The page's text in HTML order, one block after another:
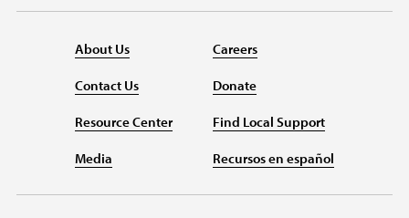
About Us
Contact Us
Resource Center
Media
Careers
Donate
Find Local Support
Recursos en español